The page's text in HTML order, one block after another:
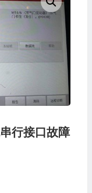
行接口故障